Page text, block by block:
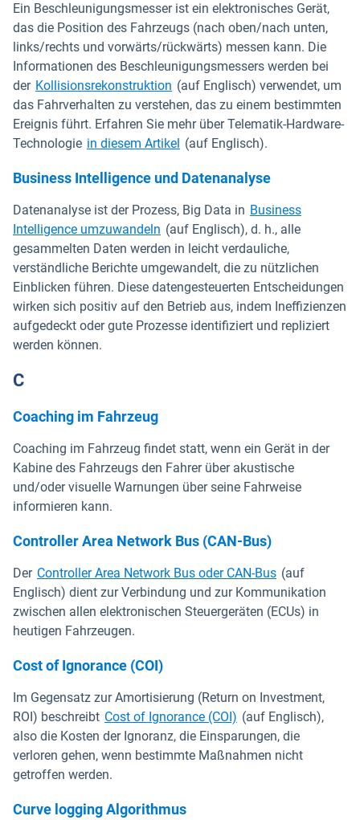
Ein Beschleunigungsmesser ist ein elektronisches Gerät,
das die Position des Fahrzeugs (nach oben/nach unten,
links/rechts und vorwärts/rückwärts) messen kann. Die
Informationen des Beschleunigungsmessers werden bei
der Kollisionsrekonstruktion (auf Englisch) verwendet, um
das Fahrverhalten zu verstehen, das zu einem bestimmten
Ereignis führt. Erfahren Sie mehr über Telematik-Hardware-
Technologie in diesem Artikel (auf Englisch).
Business Intelligence und Datenanalyse
Datenanalyse ist der Prozess, Big Data in Business
Intelligence umzuwandeln (auf Englisch), d. h., alle
gesammelten Daten werden in leicht verdauliche,
verständliche Berichte umgewandelt, die zu nützlichen
Einblicken führen. Diese datengesteuerten Entscheidungen
wirken sich positiv auf den Betrieb aus, indem Ineffizienzen
aufgedeckt oder gute Prozesse identifiziert und repliziert
werden können.
C
Coaching im Fahrzeug
Coaching im Fahrzeug findet statt, wenn ein Gerät in der
Kabine des Fahrzeugs den Fahrer über akustische
und/oder visuelle Warnungen über seine Fahrweise
informieren kann.
Controller Area Network Bus (CAN-Bus)
Der Controller Area Network Bus oder CAN-Bus (auf
Englisch) dient zur Verbindung und zur Kommunikation
zwischen allen elektronischen Steuergeräten (ECUs) in
heutigen Fahrzeugen.
Cost of Ignorance (COI)
Im Gegensatz zur Amortisierung (Return on Investment,
ROI) beschreibt Cost of Ignorance (COI) (auf Englisch),
also die Kosten der Ignoranz, die Einsparungen, die
verloren gehen, wenn bestimmte Maßnahmen nicht
getroffen werden.
Curve logging Algorithmus